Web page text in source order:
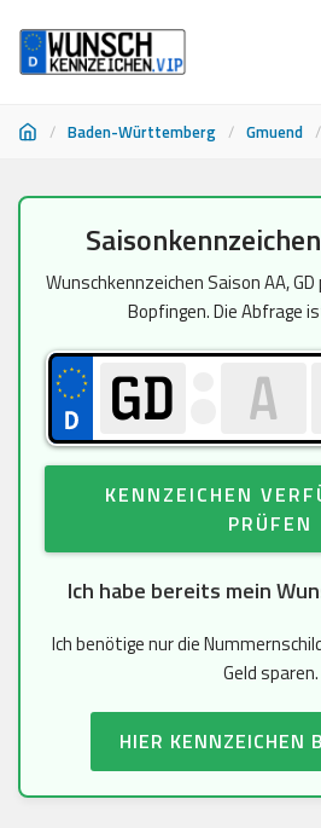
/ Baden-Württemberg / Gmuend /
springen
Wunschkennzeichen Saison AA,
Bopfingen. Die Abfrage
KENNZEICHEN
PRÜFEN
Ich habe bereits mein
Ich benötige nur die
Geld sparen.
HIER KENNZEICHEN